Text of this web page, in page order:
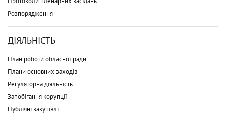
Розпорядження
ДІЯЛЬНІСТЬ
План роботи обласної ради
Плани основних заходів
Регуляторна діяльність
Запобігання корупції
Публічні закупівлі